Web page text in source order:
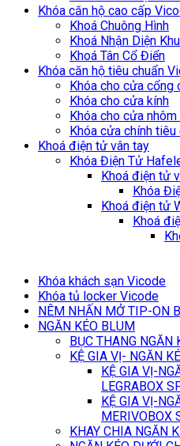
Khóa căn hộ cao cấp
Khoá Chuông Hình
Khoá Nhận Diện
Khoá Tân Cổ Điển
Khóa căn hộ tiêu chuẩn
Khóa cho cửa cổng
Khóa cho cửa kính
Khóa cho cửa
Khóa cửa chính tiêu
Khoá điện tử vân tay
Khóa Điện Tử
Khoá điện tử
Khóa
Khoá điện tử
Khoá
Khóa khách sạn Vicode
Khóa tủ locker Vicode
NÊM NHẤN MỞ TIP-ON
NGĂN KÉO BLUM
BỤC THANG NGĂN
KỆ GIA VỊ- NGĂN
KỆ GIA VỊ-
LEGRABOX
KỆ GIA VỊ-
MERIVOBOX
KHAY CHIA NGĂN